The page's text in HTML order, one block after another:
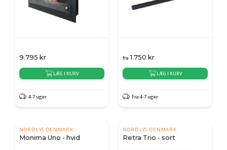
9.795 kr
LÆG I KURV
4-7 uger
fra 1.750 kr
LÆG I KURV
Fra 4-7 uger
NORDLYS DENMARK
Monima Uno - hvid
NORDLYS DENMARK
Retra Trio - sort